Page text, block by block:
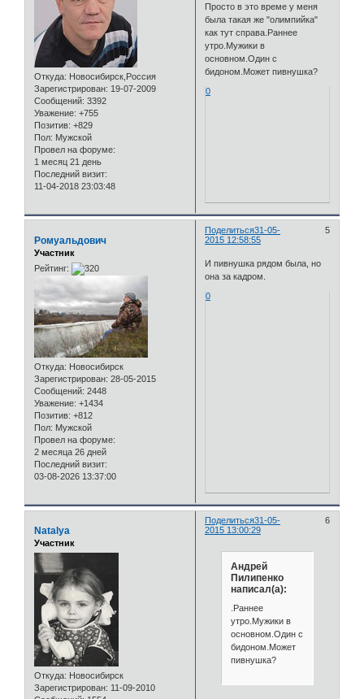
Откуда: Новосибирск,Россия
Зарегистрирован: 19-07-2009
Сообщений: 3392
Уважение: +755
Позитив: +829
Пол: Мужской
Провел на форуме:
1 месяц 21 день
Последний визит:
11-04-2018 23:03:48
Просто в это време у меня
была такая же "олимпийка"
как тут справа.Раннее
утро.Мужики в
основном.Один с
бидоном.Может пивнушка?
0
Поделиться 5
31-05-
2015 12:58:55
Ромуальдович
Участник
Рейтинг:
Откуда: Новосибирск
Зарегистрирован: 28-05-2015
Сообщений: 2448
Уважение: +1434
Позитив: +812
Пол: Мужской
Провел на форуме:
2 месяца 26 дней
Последний визит:
03-08-2026 13:37:00
И пивнушка рядом была, но
она за кадром.
0
Поделиться 6
31-05-
2015 13:00:29
Natalya
Участник
Откуда: Новосибирск
Зарегистрирован: 11-09-2010
Андрей
Пилипенко
написал(а):
.Раннее
утро.Мужики в
основном.Один с
бидоном.Может
пивнушка?